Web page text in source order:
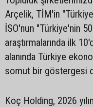
Arçelik, TİM'in
İSO'nun "Türkiye'nin
araştırmalarında ilk
alanında Türkiye
somut bir göstergesi
Koç Holding, 2026